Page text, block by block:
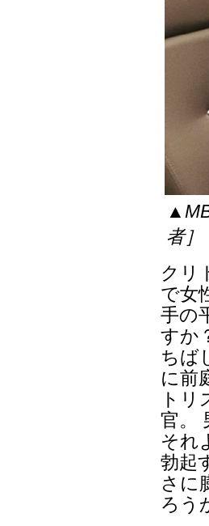
者］
クリ
で女
手の
すか
ちば
に前
トリ
官。
それ
勃起
さに
ろう